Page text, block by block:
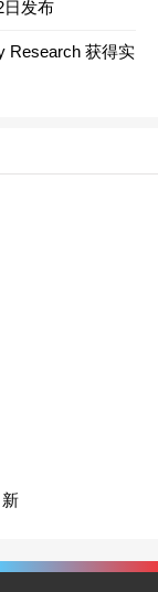
日发布
Research 获得实